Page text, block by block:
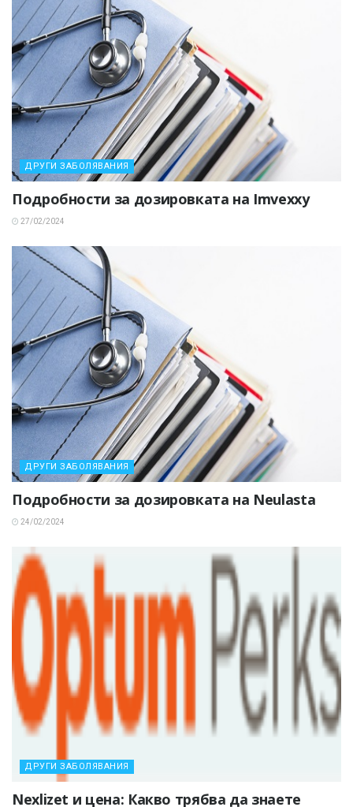
ДРУГИ ЗАБОЛЯВАНИЯ
Подробности за дозировката на Imvexxy
27/02/2024
ДРУГИ ЗАБОЛЯВАНИЯ
Подробности за дозировката на Neulasta
24/02/2024
ДРУГИ ЗАБОЛЯВАНИЯ
Nexlizet и цена: Какво трябва да знаете